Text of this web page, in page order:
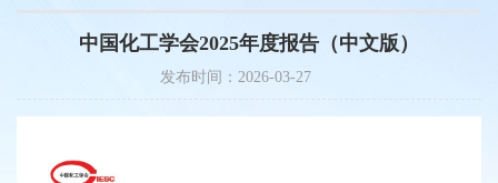
中国化工学会2025年度报告（中文版）
发布时间：2026-03-27